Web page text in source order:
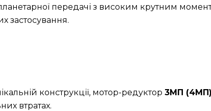
передачі з високим крутним
застосування.
конструкції, мотор-редуктор 3МП (4МП)
втратах.